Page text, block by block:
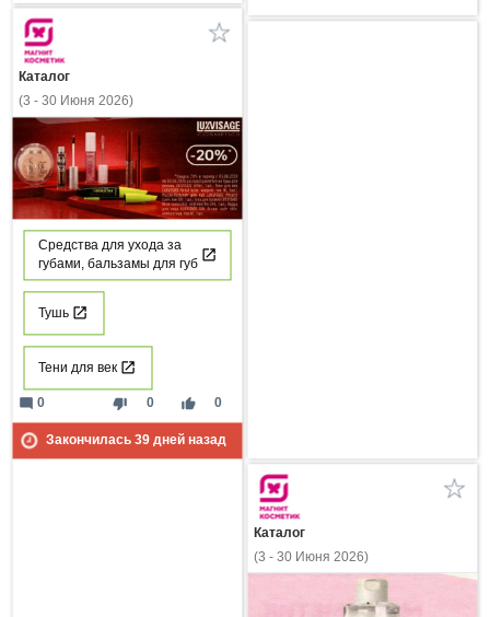
Каталог
(3 - 30 Июня 2026)
Средства для ухода за
губами, бальзамы для губ
Тушь
Тени для век
thumb_down 0 thumb_up 0
mode_comment 0
Закончилась 39дней назад
Каталог
(3 - 30 Июня 2026)